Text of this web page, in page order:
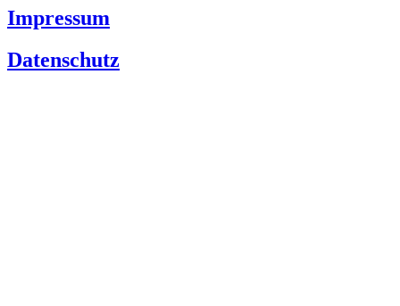
Impressum
Datenschutz